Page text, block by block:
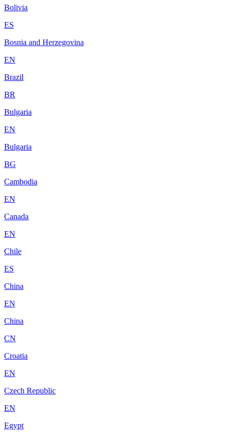
Bolivia
ES
Bosnia and Herzegovina
EN
Brazil
BR
Bulgaria
EN
Bulgaria
BG
Cambodia
EN
Canada
EN
Chile
ES
China
EN
China
CN
Croatia
EN
Czech Republic
EN
Egypt